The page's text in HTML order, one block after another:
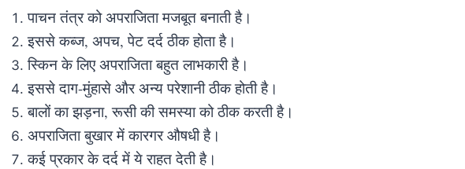
पाचन तंत्र को अपराजिता मजबूत बनाती है।
इससे कब्ज, अपच, पेट दर्द ठीक होता है।
स्किन के लिए अपराजिता बहुत लाभकारी है।
इससे दाग-मुंहासे और अन्य परेशानी ठीक होती है।
बालों का झड़ना, रूसी की समस्या को ठीक करती है।
अपराजिता बुखार में कारगर औषधी है।
कई प्रकार के दर्द में ये राहत देती है।